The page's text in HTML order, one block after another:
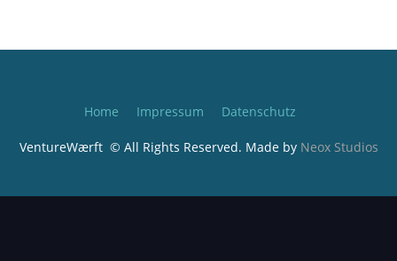
Home Impressum Datenschutz
VentureWærft © All Rights Reserved. Made by Neox Studios